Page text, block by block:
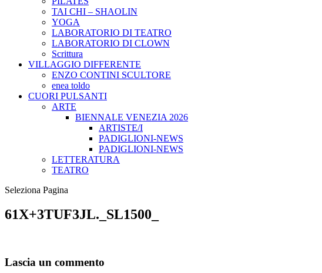
TAI CHI – SHAOLIN
YOGA
LABORATORIO DI TEATRO
LABORATORIO DI CLOWN
Scrittura
VILLAGGIO DIFFERENTE
ENZO CONTINI SCULTORE
enea toldo
CUORI PULSANTI
ARTE
BIENNALE VENEZIA 2026
ARTISTE/I
PADIGLIONI-NEWS
PADIGLIONI-NEWS
LETTERATURA
TEATRO
Seleziona Pagina
61X+3TUF3JL._SL1500_
Lascia un commento